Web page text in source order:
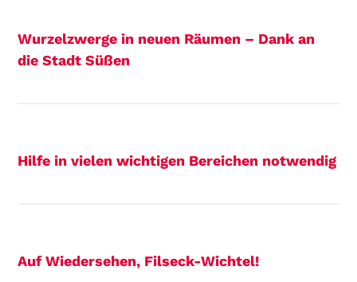
Wurzelzwerge in neuen Räumen – Dank an
die Stadt Süßen
Hilfe in vielen wichtigen Bereichen notwendig
Auf Wiedersehen, Filseck-Wichtel!